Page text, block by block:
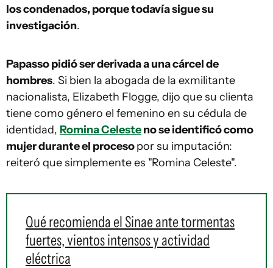
los condenados, porque todavía sigue su
investigación.
Papasso pidió ser derivada a una cárcel de
hombres. Si bien la abogada de la exmilitante
nacionalista, Elizabeth Flogge, dijo que su clienta
tiene como género el femenino en su cédula de
identidad, Romina Celesteno se identificó como
mujer durante el procesopor su imputación:
reiteró que simplemente es "Romina Celeste".
Qué recomienda el Sinae ante tormentas
fuertes, vientos intensos y actividad
eléctrica